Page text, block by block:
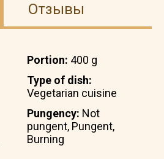
Отзывы
Portion: 400 g
Type of dish:
Vegetarian cuisine
Pungency: Not
pungent, Pungent,
Burning